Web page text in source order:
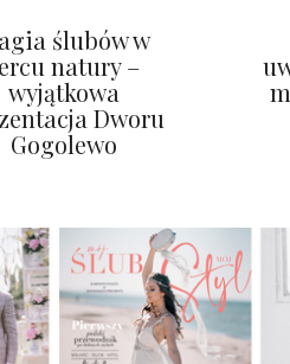
ślubów w
natury –
wyjątkowa
Dworu
Gogolewo